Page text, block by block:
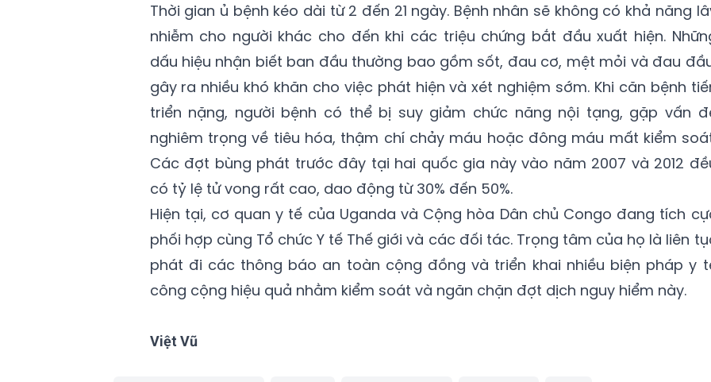
Thời gian ủ bệnh kéo dài từ 2 đến 21 ngày. Bệnh nhân sẽ không có khả năng
nhiễm cho người khác cho đến khi các triệu chứng bắt đầu xuất hiện.
dấu hiệu nhận biết ban đầu thường bao gồm sốt, đau cơ, mệt mỏi và đau
gây ra nhiều khó khăn cho việc phát hiện và xét nghiệm sớm. Khi căn bệnh
triển nặng, người bệnh có thể bị suy giảm chức năng nội tạng, gặp vấn
nghiêm trọng về tiêu hóa, thậm chí chảy máu hoặc đông máu mất kiểm
Các đợt bùng phát trước đây tại hai quốc gia này vào năm 2007 và 2012
có tỷ lệ tử vong rất cao, dao động từ 30% đến 50%.
Hiện tại, cơ quan y tế của Uganda và Cộng hòa Dân chủ Congo đang tích
phối hợp cùng Tổ chức Y tế Thế giới và các đối tác. Trọng tâm của họ là liên
phát đi các thông báo an toàn cộng đồng và triển khai nhiều biện pháp y
công cộng hiệu quả nhằm kiểm soát và ngăn chặn đợt dịch nguy hiểm này.
Việt Vũ